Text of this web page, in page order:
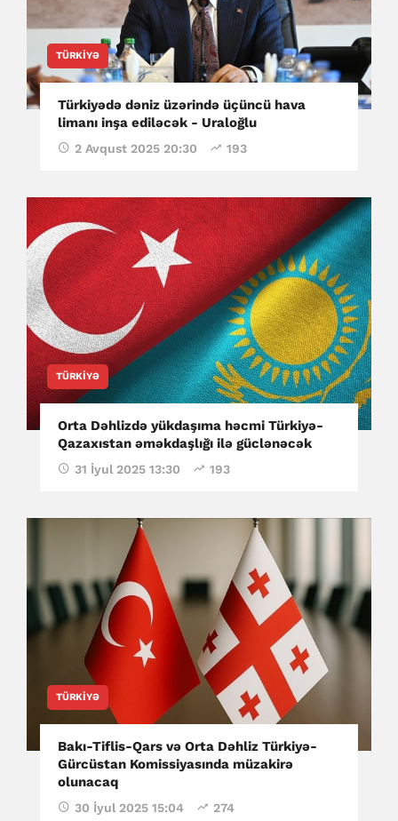
TÜRKIYƏ
Türkiyədə dəniz üzərində üçüncü hava
limanı inşa ediləcək - Uraloğlu
2 Avqust 2025 20:30 193
TÜRKIYƏ
Orta Dəhlizdə yükdaşıma həcmi Türkiyə-
Qazaxıstan əməkdaşlığı ilə güclənəcək
31 İyul 2025 13:30 193
TÜRKIYƏ
Bakı-Tiflis-Qars və Orta Dəhliz Türkiyə-
Gürcüstan Komissiyasında müzakirə
olunacaq
30 İyul 2025 15:04 274